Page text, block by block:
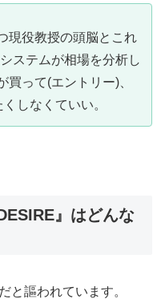
現役教授の頭脳とこれ
ステムが相場を分析し
買って(エントリー)、
しなくていい。
』はどんな
と謳われています。